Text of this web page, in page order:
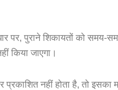
पुराने शिकायतों को समय-समय
किया जाएगा।
नहीं होता है, तो इसका